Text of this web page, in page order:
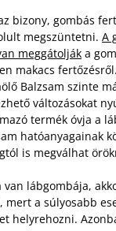
bizony, gombás
megszüntetni. A
meggátolják a
makacs
Balzsam szinte
változásokat
termék óvja a
hatóanyagainak
is megválhat
van lábgombája,
mert a súlyosabb
helyrehozni.